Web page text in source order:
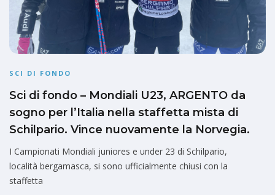
SCI DI FONDO
Sci di fondo – Mondiali U23, ARGENTO da
sogno per l’Italia nella staffetta mista di
Schilpario. Vince nuovamente la Norvegia.
I Campionati Mondiali juniores e under 23 di Schilpario,
località bergamasca, si sono ufficialmente chiusi con la
staffetta